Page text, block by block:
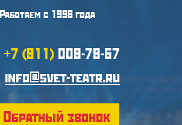
Работаем с 1996 года
+7 (911) 009-79-57
info@svet-teatr.ru
Обратный звонок